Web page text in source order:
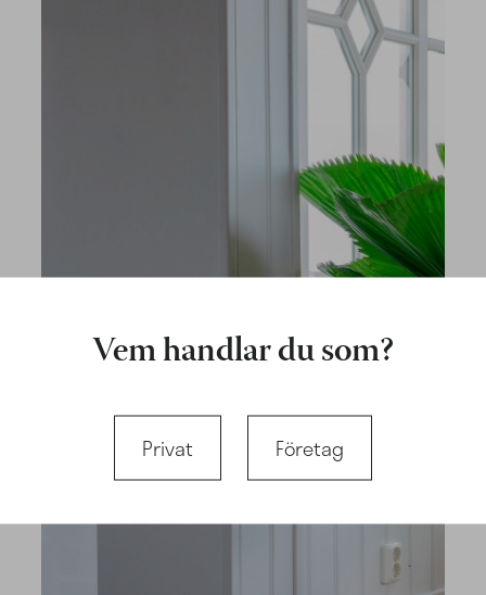
Vem handlar du som?
Privat Företag